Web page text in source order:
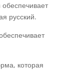
русский.
которая